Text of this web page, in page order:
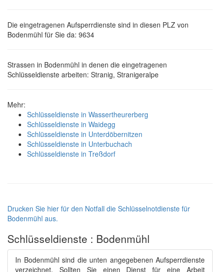
Die eingetragenen Aufsperrdienste sind in diesen PLZ von
Bodenmühl für Sie da: 9634
Strassen in Bodenmühl in denen die eingetragenen
Schlüsseldienste arbeiten: Stranig, Stranigeralpe
Mehr:
Schlüsseldienste in Wassertheurerberg
Schlüsseldienste in Waidegg
Schlüsseldienste in Unterdöbernitzen
Schlüsseldienste in Unterbuchach
Schlüsseldienste in Treßdorf
Drucken Sie hier für den Notfall die Schlüsselnotdienste für
Bodenmühl aus.
Schlüsseldienste : Bodenmühl
In Bodenmühl sind die unten angegebenen Aufsperrdienste
verzeichnet. Sollten Sie einen Dienst für eine Arbeit